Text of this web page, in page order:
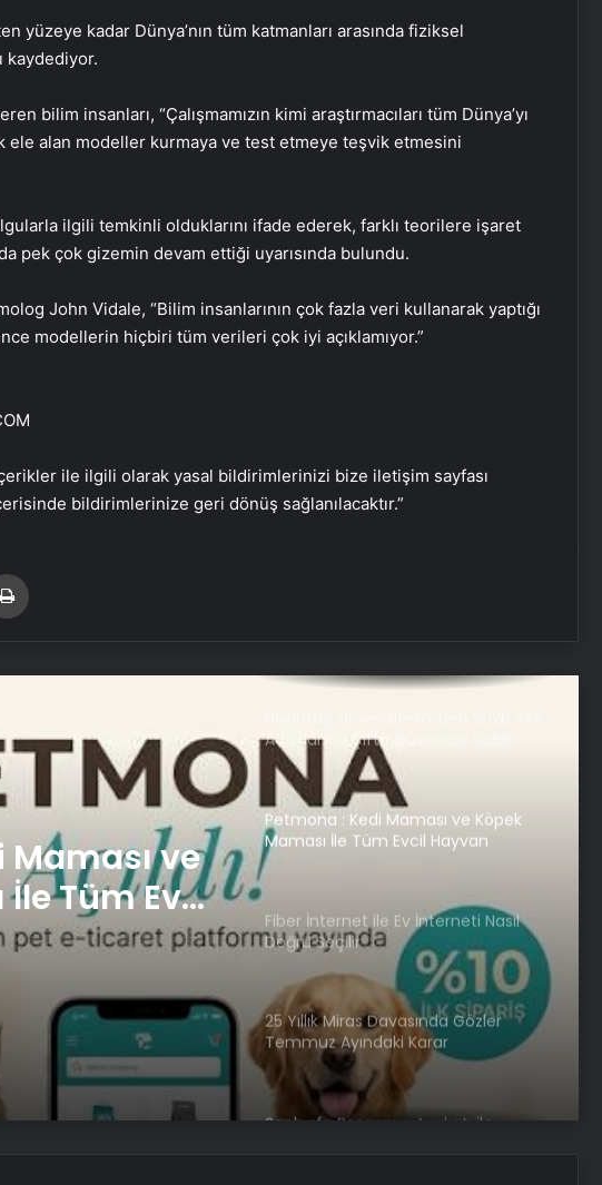
yüzeye kadar Dünya’nın tüm katmanları arasında fiziksel
kaydediyor.
bilim insanları, “Çalışmamızın kimi araştırmacıları tüm Dünya’yı
alan modeller kurmaya ve test etmeye teşvik etmesini
ilgili temkinli olduklarını ifade ederek, farklı teorilere işaret
pek çok gizemin devam ettiği uyarısında bulundu.
John Vidale, “Bilim insanlarının çok fazla veri kullanarak yaptığı
modellerin hiçbiri tüm verileri çok iyi açıklamıyor.”
ile ilgili olarak yasal bildirimlerinizi bize iletişim sayfası
bildirimlerinize geri dönüş sağlanılacaktır.”
paylaş
Maması ve
İle Tüm Evcil
Ev İnterneti
Serjoy : Dijital Medya Ajansı, Google
Reklam Ajansı, SEO Ajansı ve Web
Tasarım Ajansı
Nişantaşı Üniversitesi’nden 2026 YKS
Adaylarına Çifte Güvence: Sabit
Petmona : Kedi Maması ve Köpek
Maması İle Tüm Evcil Hayvan
Ürünleri
25 Yıllık Miras Davasında Gözler
Temmuz Ayındaki Karar
Duruşmasına Çevrildi
Şanlıurfa Boşanma Avukatı ile
Boşanma Sürecini Doğru Yönetme
Rehberi